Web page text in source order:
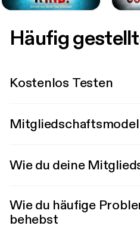
Häufig
Kostenlos Testen
Wie du deine
Wie du häufige
behebst